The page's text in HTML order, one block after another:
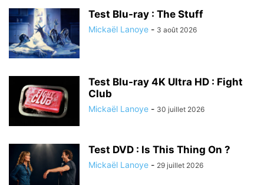
Test Blu-ray : The Stuff
Mickaël Lanoye - 3 août 2026
Test Blu-ray 4K Ultra HD : Fight
Club
Mickaël Lanoye - 30 juillet 2026
Test DVD : Is This Thing On ?
Mickaël Lanoye - 29 juillet 2026